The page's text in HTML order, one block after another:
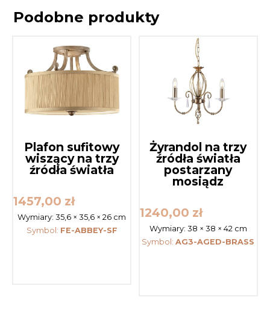
Podobne produkty
Plafon sufitowy
wiszący na trzy
źródła światła
1457,00 zł
Wymiary:35,6 × 35,6 × 26 cm
Symbol: FE-ABBEY-SF
Żyrandol na trzy
źródła światła
postarzany
mosiądz
1240,00 zł
Wymiary: 38 × 38 × 42 cm
Symbol:AG3-AGED-BRASS